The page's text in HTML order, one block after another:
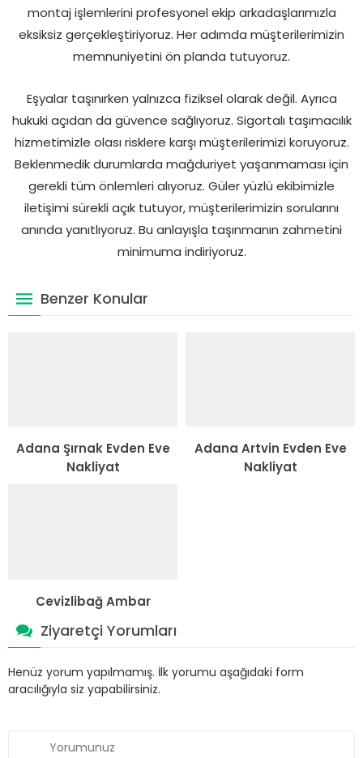
montaj işlemlerini profesyonel ekip arkadaşlarımızla
eksiksiz gerçekleştiriyoruz. Her adımda müşterilerimizin
memnuniyetini ön planda tutuyoruz.
Eşyalar taşınırken yalnızca fiziksel olarak değil. Ayrıca
hukuki açıdan da güvence sağlıyoruz. Sigortalı taşımacılık
hizmetimizle olası risklere karşı müşterilerimizi koruyoruz.
Beklenmedik durumlarda mağduriyet yaşanmaması için
gerekli tüm önlemleri alıyoruz. Güler yüzlü ekibimizle
iletişimi sürekli açık tutuyor, müşterilerimizin sorularını
anında yanıtlıyoruz. Bu anlayışla taşınmanın zahmetini
minimuma indiriyoruz.
Benzer Konular
Adana Şırnak Evden Eve
Nakliyat
Adana Artvin Evden Eve
Nakliyat
Cevizlibağ Ambar
Ziyaretçi Yorumları
Henüz yorum yapılmamış. İlk yorumu aşağıdaki form
aracılığıyla siz yapabilirsiniz.